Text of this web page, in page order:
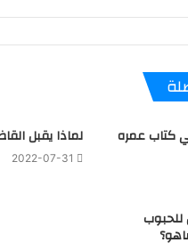
كتاب عمره لماذا يقبل
2022-07-31
للحبوب